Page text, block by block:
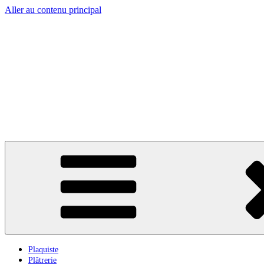
Aller au contenu principal
Plaquiste
Plâtrerie